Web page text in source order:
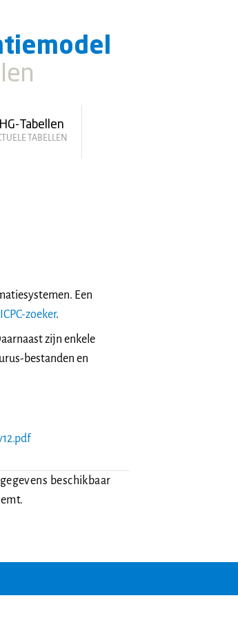
Tabellen
TABELLEN
Een
ICPC-zoeker.
zijn enkele
bestanden en
beschikbaar